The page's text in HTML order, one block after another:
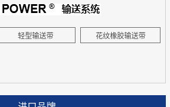
轻型输送带 花纹橡胶输送带